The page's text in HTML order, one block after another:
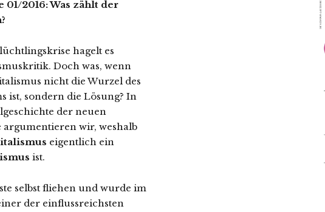
01/2016: Was zählt der
hagelt es
Doch was, wenn
nicht die Wurzel des
ist, sondern die Lösung? In
der neuen
argumentieren wir, weshalb
eigentlich ein
ist.
selbst fliehen und wurde im
der einflussreichsten